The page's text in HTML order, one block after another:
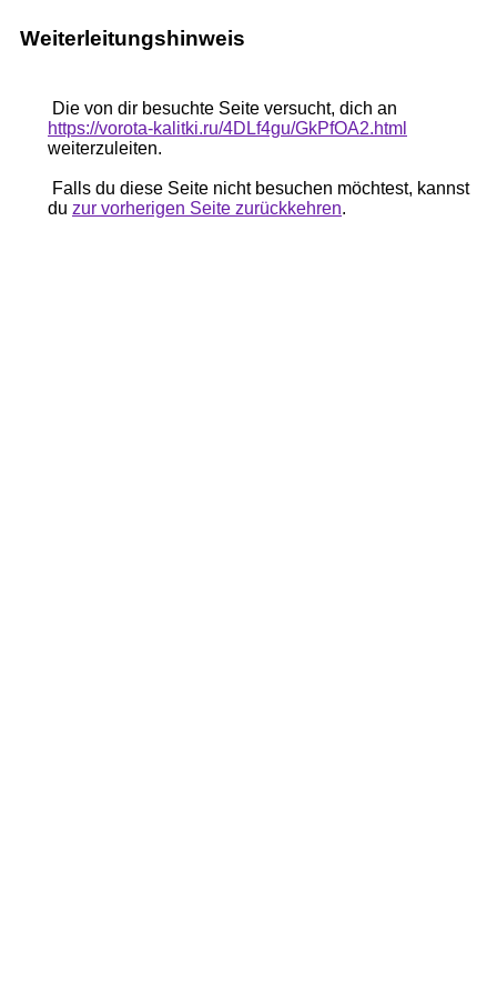
Weiterleitungshinweis
Die von dir besuchte Seite versucht, dich an
https://vorota-kalitki.ru/4DLf4gu/GkPfOA2.html
weiterzuleiten.
Falls du diese Seite nicht besuchen möchtest, kannst
du zur vorherigen Seite zurückkehren.